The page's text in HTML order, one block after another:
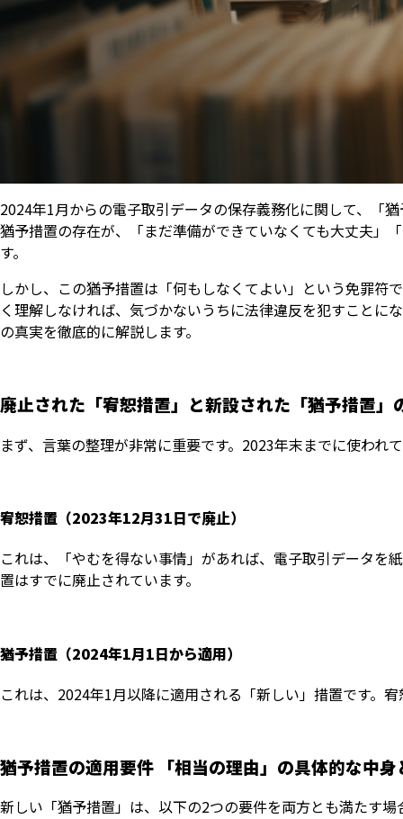
2024年1月からの電子取引データの保存義務化に関して、「
猶予措置の存在が、「まだ準備ができていなくても大丈夫」
す。
しかし、この猶予措置は「何もしなくてよい」という免罪符
く理解しなければ、気づかないうちに法律違反を犯すことに
の真実を徹底的に解説します。
廃止された「宥恕措置」と新設された「猶予措置」
まず、言葉の整理が非常に重要です。2023年末までに使わ
宥恕措置（2023年12月31日で廃止）
これは、「やむを得ない事情」があれば、電子取引データを
置はすでに廃止されています。
猶予措置（2024年1月1日から適用）
これは、2024年1月以降に適用される「新しい」措置です。
猶予措置の適用要件 「相当の理由」の具体的な中身
新しい「猶予措置」は、以下の2つの要件を両方とも満たす場